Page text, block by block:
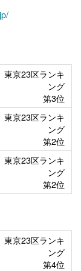
東京23区ランキ
ング
第3位
東京23区ランキ
ング
第2位
東京23区ランキ
ング
第2位
東京23区ランキ
ング
第4位